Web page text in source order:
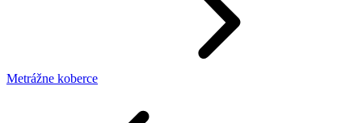
Metrážne koberce